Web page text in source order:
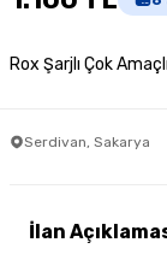
Rox Şarjlı Çok
Serdivan, Sakarya
İlan